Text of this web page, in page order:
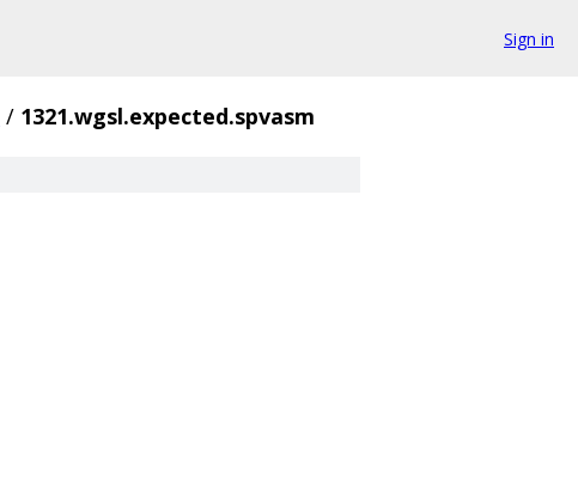
Sign in
/ 1321.wgsl.expected.spvasm